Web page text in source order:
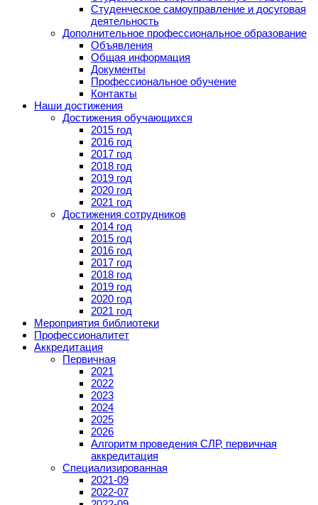
Студенческое самоуправление и досуговая
деятельность
Дополнительное профессиональное образование
Объявления
Общая информация
Документы
Профессиональное обучение
Контакты
Наши достижения
Достижения обучающихся
2015 год
2016 год
2017 год
2018 год
2019 год
2020 год
2021 год
Достижения сотрудников
2014 год
2015 год
2016 год
2017 год
2018 год
2019 год
2020 год
2021 год
Мероприятия библиотеки
Профессионалитет
Аккредитация
Первичная
2021
2022
2023
2024
2025
2026
Алгоритм проведения СЛР, первичная
аккредитация
Специализированная
2021-09
2022-07